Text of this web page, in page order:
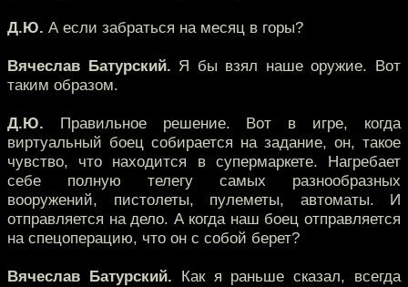
Д.Ю. А если забраться на месяц в горы?
Вячеслав Батурский. Я бы взял наше оружие. Вот
таким образом.
Д.Ю. Правильное решение. Вот в игре, когда
виртуальный боец собирается на задание, он, такое
чувство, что находится в супермаркете. Нагребает
себе полную телегу самых разнообразных
вооружений, пистолеты, пулеметы, автоматы. И
отправляется на дело. А когда наш боец отправляется
на спецоперацию, что он с собой берет?
Вячеслав Батурский. Как я раньше сказал, всегда